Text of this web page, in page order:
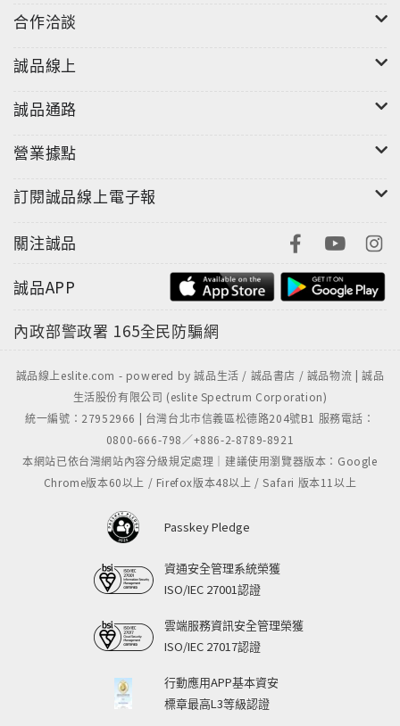
合作洽談
誠品線上
誠品通路
營業據點
訂閱誠品線上電子報
關注誠品
誠品APP
內政部警政署 165全民防騙網
誠品線上eslite.com - powered by 誠品生活 / 誠品書店 / 誠品物流 | 誠品
生活股份有限公司 (eslite Spectrum Corporation)
統一編號：27952966 | 台灣台北市信義區松德路204號B1 服務電話：
0800-666-798／+886-2-8789-8921
本網站已依台灣網站內容分級規定處理｜建議使用瀏覽器版本：Google
Chrome版本60以上 / Firefox版本48以上 / Safari 版本11以上
Passkey Pledge
資通安全管理系統榮獲
ISO/IEC 27001認證
雲端服務資訊安全管理榮獲
ISO/IEC 27017認證
行動應用APP基本資安
標章最高L3等級認證